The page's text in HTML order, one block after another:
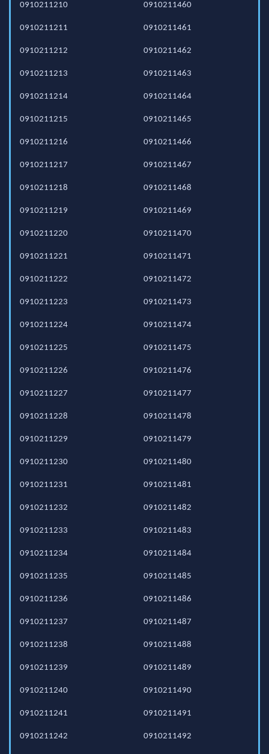
0910211210
0910211211
0910211212
0910211213
0910211214
0910211215
0910211216
0910211217
0910211218
0910211219
0910211220
0910211221
0910211222
0910211223
0910211224
0910211225
0910211226
0910211227
0910211228
0910211229
0910211230
0910211231
0910211232
0910211233
0910211234
0910211235
0910211236
0910211237
0910211238
0910211239
0910211240
0910211241
0910211242
0910211460
0910211461
0910211462
0910211463
0910211464
0910211465
0910211466
0910211467
0910211468
0910211469
0910211470
0910211471
0910211472
0910211473
0910211474
0910211475
0910211476
0910211477
0910211478
0910211479
0910211480
0910211481
0910211482
0910211483
0910211484
0910211485
0910211486
0910211487
0910211488
0910211489
0910211490
0910211491
0910211492